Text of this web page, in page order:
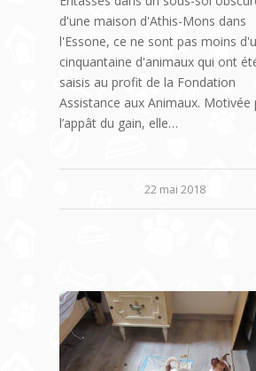
d'une maison d'Athis-Mons dans
l'Essone, ce ne sont pas moins
cinquantaine d'animaux qui ont
saisis au profit de la Fondation
Assistance aux Animaux. Motivée
l’appât du gain, elle…
22 mai 2018